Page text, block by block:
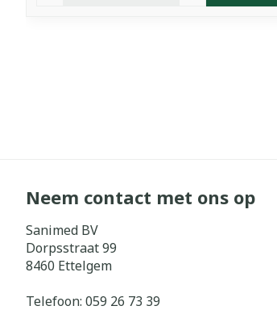
Neem contact met ons op
Sanimed BV
Dorpsstraat 99
8460 Ettelgem
Telefoon: 059 26 73 39